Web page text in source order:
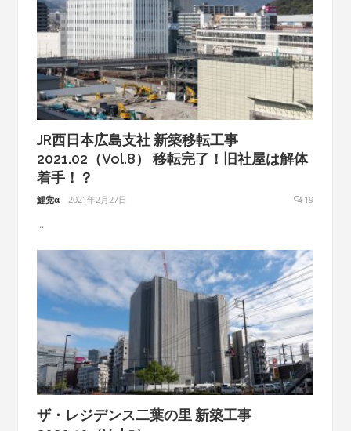
JR西日本広島支社 新築移転工事
2021.02（Vol.8） 移転完了！旧社屋は解体
着手！？
鯉党α 2021年2月27日 19
...
ザ・レジデンス二葉の里 新築工事